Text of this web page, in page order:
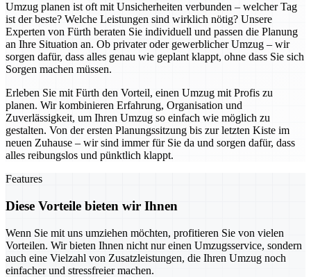
Umzug planen ist oft mit Unsicherheiten verbunden – welcher Tag
ist der beste? Welche Leistungen sind wirklich nötig? Unsere
Experten von Fürth beraten Sie individuell und passen die Planung
an Ihre Situation an. Ob privater oder gewerblicher Umzug – wir
sorgen dafür, dass alles genau wie geplant klappt, ohne dass Sie sich
Sorgen machen müssen.
Erleben Sie mit Fürth den Vorteil, einen Umzug mit Profis zu
planen. Wir kombinieren Erfahrung, Organisation und
Zuverlässigkeit, um Ihren Umzug so einfach wie möglich zu
gestalten. Von der ersten Planungssitzung bis zur letzten Kiste im
neuen Zuhause – wir sind immer für Sie da und sorgen dafür, dass
alles reibungslos und pünktlich klappt.
Features
Diese Vorteile bieten wir Ihnen
Wenn Sie mit uns umziehen möchten, profitieren Sie von vielen
Vorteilen. Wir bieten Ihnen nicht nur einen Umzugsservice, sondern
auch eine Vielzahl von Zusatzleistungen, die Ihren Umzug noch
einfacher und stressfreier machen.